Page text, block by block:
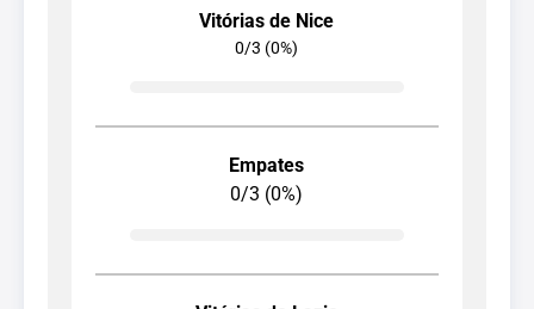
Vitórias de Nice
0/3 (0%)
Empates
0/3 (0%)